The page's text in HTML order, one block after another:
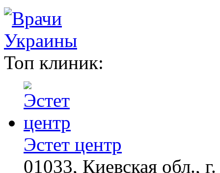
Топ клиник:
Эстет центр
01033, Киевская обл.,